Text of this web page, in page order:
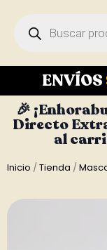
ENVÍOS
🎉
Directo
al
Inicio /Tienda /